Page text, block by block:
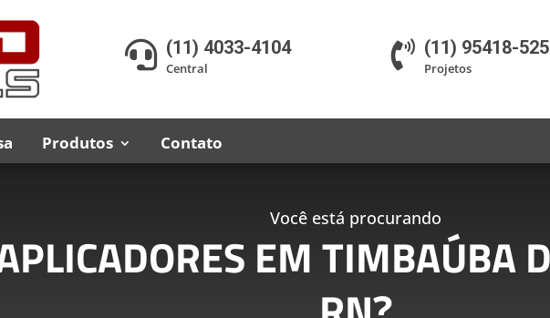
 (11) 4033-4104
Central  (11) 95418-
Projetos
Produtos Contato
Você está procurando
EM TIMBAÚBA